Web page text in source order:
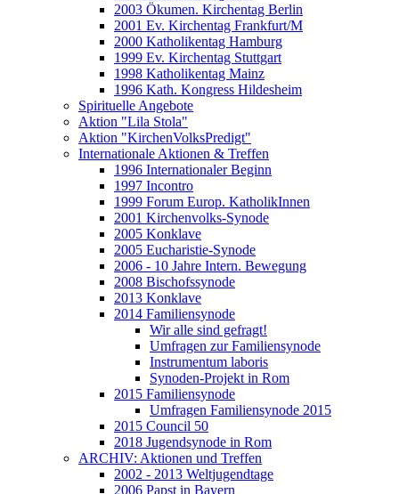
2003 Ökumen. Kirchentag Berlin
2001 Ev. Kirchentag Frankfurt/M
2000 Katholikentag Hamburg
1999 Ev. Kirchentag Stuttgart
1998 Katholikentag Mainz
1996 Kath. Kongress Hildesheim
Spirituelle Angebote
Aktion "Lila Stola"
Aktion "KirchenVolksPredigt"
Internationale Aktionen & Treffen
1996 Internationaler Beginn
1997 Incontro
1999 Forum Europ. KatholikInnen
2001 Kirchenvolks-Synode
2005 Konklave
2005 Eucharistie-Synode
2006 - 10 Jahre Intern. Bewegung
2008 Bischofssynode
2013 Konklave
2014 Familiensynode
Wir alle sind gefragt!
Umfragen zur Familiensynode
Instrumentum laboris
Synoden-Projekt in Rom
2015 Familiensynode
Umfragen Familiensynode 2015
2015 Council 50
2018 Jugendsynode in Rom
ARCHIV: Aktionen und Treffen
2002 - 2013 Weltjugendtage
2006 Papst in Bayern